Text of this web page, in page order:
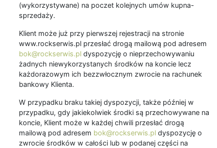
(wykorzystywane) na poczet kolejnych umów kupna-
sprzedaży.
Klient może już przy pierwszej rejestracji na stronie
www.rockserwis.pl przesłać drogą mailową pod adresem
bok@rockserwis.pl dyspozycję o nieprzechowywaniu
żadnych niewykorzystanych środków na koncie lecz
każdorazowym ich bezzwłocznym zwrocie na rachunek
bankowy Klienta.
W przypadku braku takiej dyspozycji, także później w
przypadku, gdy jakiekolwiek środki są przechowywane na
koncie, Klient może w każdej chwili przesłać drogą
mailową pod adresem bok@rockserwis.pl dyspozycję o
zwrocie środków w całości lub w podanej części na